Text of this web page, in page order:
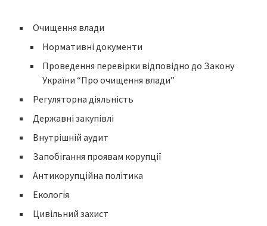
Очищення влади
Нормативні документи
Проведення перевірки відповідно до Закону
України “Про очищення влади”
Регуляторна діяльність
Державні закупівлі
Внутрішній аудит
Запобігання проявам корупції
Антикорупційна політика
Екологія
Цивільний захист